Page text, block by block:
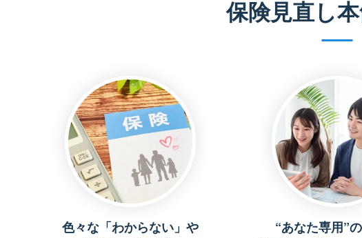
保険見直し
色々な「わからない」や
“あなた専用”